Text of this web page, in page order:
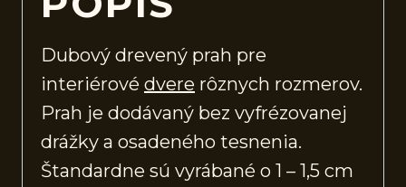
Dubový drevený prah pre
interiérové dvere rôznych rozmerov.
Prah je dodávaný bez vyfrézovanej
drážky a osadeného tesnenia.
Štandardne sú vyrábané o 1 – 1,5 cm